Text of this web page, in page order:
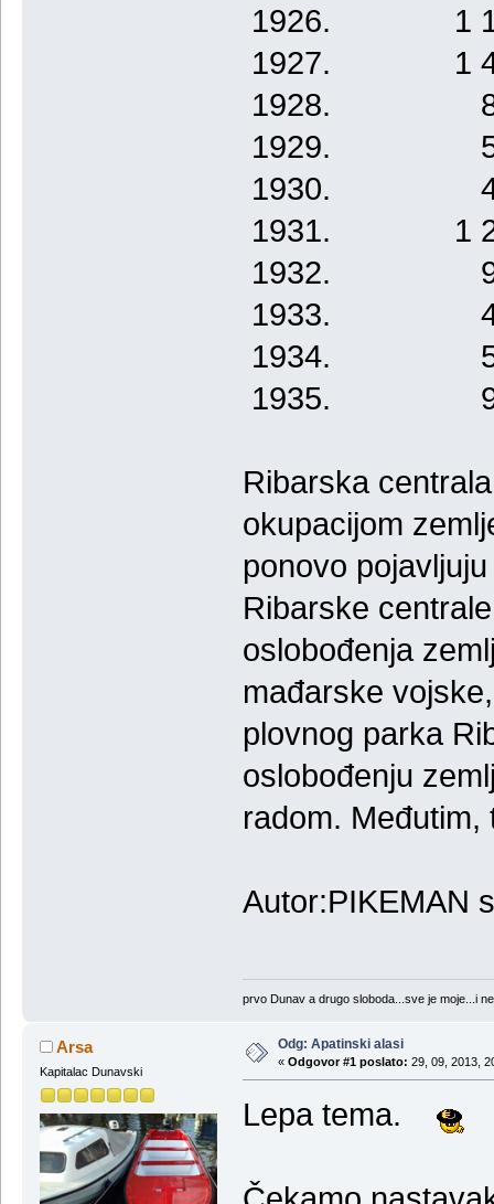
1926. 1
1927. 1
1928.
1929.
1930.
1931. 1
1932.
1933.
1934.
1935.
Ribarska
okupacijom
ponovo
Ribarske
oslobođenja
mađarske
plovnog parka
oslobođenju
radom. Međutim,
Autor:PIKEMAN
prvo Dunav a drugo sloboda...sve je moje...i
Arsa
Kapitalac Dunavski
Odg: Apatinski alasi
« Odgovor #1 poslato: 29, 09, 2013,
Lepa tema.